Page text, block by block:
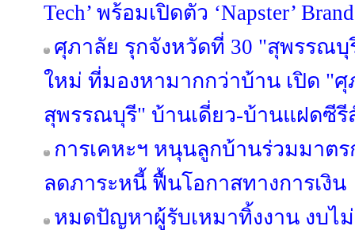
Tech’ พร้อมเปิดตัว ‘Napster’
ศุภาลัย รุกจังหวัดที่ 30 "สุพรรณบุ
ใหม่ ที่มองหามากกว่าบ้าน เปิด "
สุพรรณบุรี" บ้านเดี่ยว-บ้านแฝดซีรี
การเคหะฯ หนุนลูกบ้านร่วมมาต
ลดภาระหนี้ ฟื้นโอกาสทางการเงิน
หมดปัญหาผู้รับเหมาทิ้งงาน งบไ